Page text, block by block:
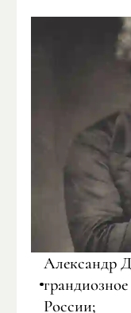
Александр
России;